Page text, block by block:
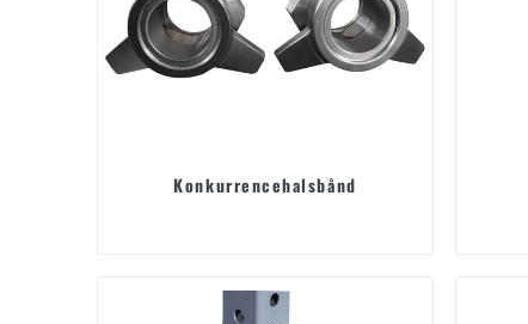
Konkurrencehalsbånd